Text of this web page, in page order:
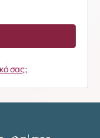
σας;